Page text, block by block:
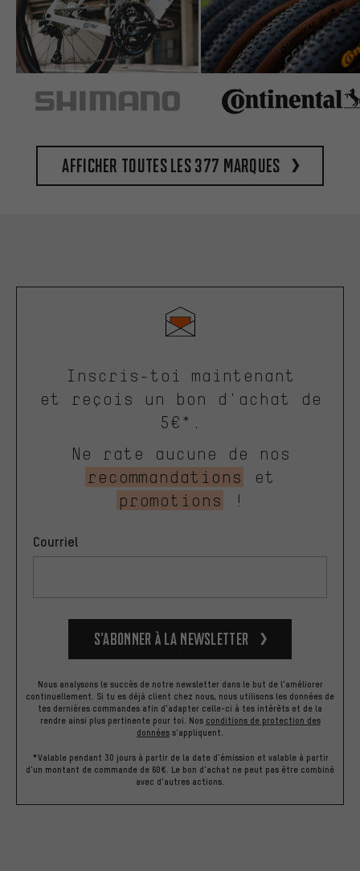
Afficher toutes les 377 marques
Inscris-toi maintenant
et reçois un bon d'achat de
5€*.
Ne rate aucune de nos
recommandations
et
promotions
!
Courriel
S’abonner à la newsletter
Nous analysons le succès de notre newsletter dans le but de l'améliorer
continuellement. Si tu es déjà client chez nous, nous utilisons les données de
tes dernières commandes afin d'adapter celle-ci à tes intérêts et de la
rendre ainsi plus pertinente pour toi. Nos conditions de protection des
données s'appliquent.
*Valable pendant 30 jours à partir de la date d'émission et valable à partir
d'un montant de commande de 60€. Le bon d'achat ne peut pas être combiné
avec d'autres actions.